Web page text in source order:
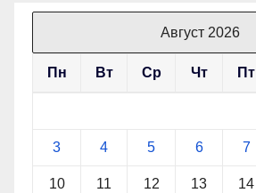
Август 2026
Пн Вт Ср Чт Пт
3 4 5 6 7
10 11 12 13 14